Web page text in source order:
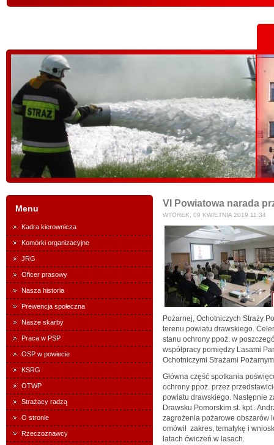
Menu
Kadra kierownicza
Komórki organizacyjne
JRG
Oficer prasowy
Nasza historia
Prewencja społeczna
Nasze skarby
Praca w PSP
OSP w powiecie
KSRG
OTWP
Strażacy radzą
O stronie
Rzeczoznawcy
VI Powiatowa narada
WTOREK, 09 KWIETNIA 2019 11:34
Pożarnej, Ochotniczych Straży
terenu powiatu drawskiego.
stanu ochrony ppoż. w
współpracy pomiędzy Lasami
Ochotniczymi Strażami
Główna część spotkania
ochrony ppoż. przez
powiatu drawskiego. Następnie
Drawsku Pomorskim st. kpt..
zagrożenia pożarowe obszarów
omówił zakres, tematykę i
latach ćwiczeń w lasach.